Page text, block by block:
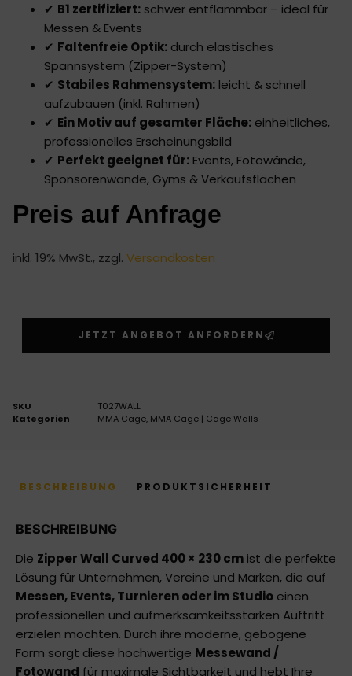
✔ B1 zertifiziert: schwer entflammbar – ideal für
Messen & Events
✔ Faltenfreie Optik: durch elastisches
Spannsystem (Zipper-System)
✔ Stabiles Rahmensystem: leicht & schnell
aufzubauen (inkl. Rahmen)
✔ Ein Motiv auf gesamter Fläche: einheitliches,
professionelles Erscheinungsbild
✔ Perfekt geeignet für: Events, Fotowände,
Sponsorenwände, Gyms & Verkaufsflächen
Preis auf Anfrage
inkl. 19% MwSt., zzgl. Versandkosten
JETZT ANGEBOT ANFORDERN
SKU
T027WALL
Kategorien
MMA Cage, MMA Cage | Cage Walls
BESCHREIBUNG PRODUKTSICHERHEIT
BESCHREIBUNG
Die Zipper Wall Curved 400 × 230 cm ist die perfekte
Lösung für Unternehmen, Vereine und Marken, die auf
Messen, Events, Turnieren oder im Studio einen
professionellen und aufmerksamkeitsstarken Auftritt
erzielen möchten. Durch ihre moderne, gebogene
Form sorgt diese hochwertige Messewand /
Fotowand für maximale Sichtbarkeit und hebt Ihre